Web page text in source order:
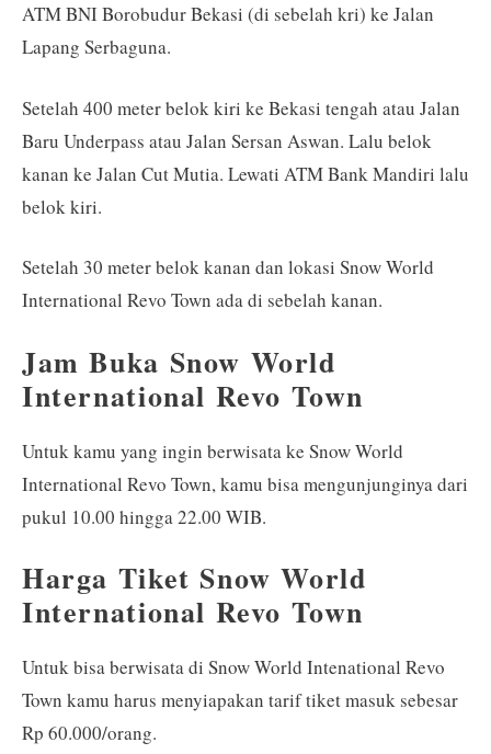
ATM BNI Borobudur Bekasi (di sebelah kri) ke Jalan
Lapang Serbaguna.
Setelah 400 meter belok kiri ke Bekasi tengah atau Jalan
Baru Underpass atau Jalan Sersan Aswan. Lalu belok
kanan ke Jalan Cut Mutia. Lewati ATM Bank Mandiri lalu
belok kiri.
Setelah 30 meter belok kanan dan lokasi Snow World
International Revo Town ada di sebelah kanan.
Jam Buka Snow World
International Revo Town
Untuk kamu yang ingin berwisata ke Snow World
International Revo Town, kamu bisa mengunjunginya dari
pukul 10.00 hingga 22.00 WIB.
Harga Tiket Snow World
International Revo Town
Untuk bisa berwisata di Snow World Intenational Revo
Town kamu harus menyiapakan tarif tiket masuk sebesar
Rp 60.000/orang.